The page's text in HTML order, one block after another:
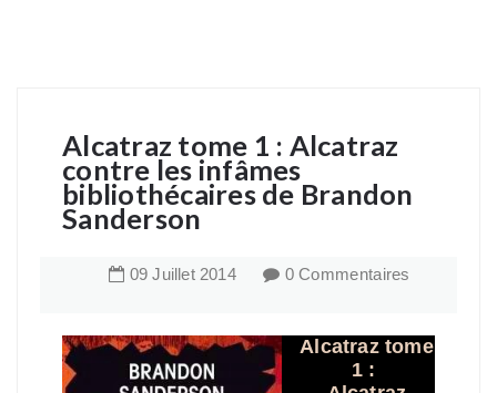
Alcatraz tome 1 : Alcatraz
contre les infâmes
bibliothécaires de Brandon
Sanderson
09 Juillet 2014 0 Commentaires
Alcatraz tome
1 :